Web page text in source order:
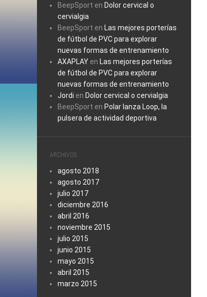
BeepSport en Dolor cervical o
cervialgia
BeepSport en Las mejores porterías
de fútbol de PVC para explorar
nuevas formas de entrenamiento
AXAPLAY en Las mejores porterías
de fútbol de PVC para explorar
nuevas formas de entrenamiento
Jordi en Dolor cervical o cervialgia
BeepSport en Polar lanza Loop, la
pulsera de actividad deportiva
ARCHIVOS
agosto 2018
agosto 2017
julio 2017
diciembre 2016
abril 2016
noviembre 2015
julio 2015
junio 2015
mayo 2015
abril 2015
marzo 2015